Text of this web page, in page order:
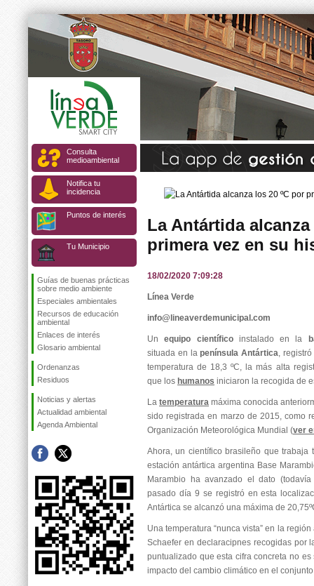
Consulta
medioambiental
Notifica tu
incidencia
Puntos de interés
Tu Municipio
Guías de buenas prácticas
sobre medio ambiente
Especiales ambientales
Recursos de educación
ambiental
Enlaces de interés
Glosario ambiental
Ordenanzas
Residuos
Noticias y alertas
Actualidad ambiental
Agenda Ambiental
La Antártida
primera vez en su
18/02/2020 7:09:28
Línea Verde
info@lineaverdemunicipal.com
Unequipo científico instalado en la
situada en lapenínsula Antártica,
temperatura de 18,3 ºC, la más alta
que los humanos iniciaron la recogida de
La temperatura máxima conocida
sido registrada en marzo de 2015, como
Organización Meteorológica Mundial (ver
Ahora, un científico brasileño que trabaja
estación antártica argentina Base
Marambio ha avanzado el dato
pasado día 9 se registró en esta
Antártica se alcanzó una máxima de
Una temperatura “nunca vista” en la
Schaefer en declaracipnes recogidas por
puntualizado que esta cifra concreta no
impacto del cambio climático en el